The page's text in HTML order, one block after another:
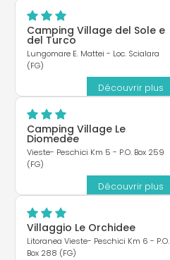
Camping Village del Sole e
del Turco
Lungomare E. Mattei - Loc. Scialara
(FG)
Découvrir plus
Camping Village Le
Diomedee
Vieste- Peschici Km 5 - P.O. Box 259
(FG)
Découvrir plus
Villaggio Le Orchidee
Litoranea Vieste- Peschici Km 6 - P.O.
Box 288 (FG)